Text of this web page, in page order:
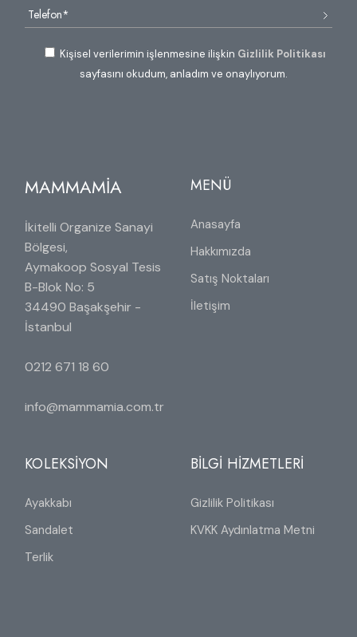
Kişisel verilerimin işlenmesine ilişkin Gizlilik Politikası
sayfasını okudum, anladım ve onaylıyorum.
MAMMAMİA
İkitelli Organize Sanayi
Bölgesi,
Aymakoop Sosyal Tesis
B-Blok No: 5
34490 Başakşehir -
İstanbul
0212 671 18 60
info@mammamia.com.tr
MENÜ
Anasayfa
Hakkımızda
Satış Noktaları
İletişim
KOLEKSİYON
Ayakkabı
Sandalet
Terlik
BİLGİ HİZMETLERİ
Gizlilik Politikası
KVKK Aydınlatma Metni